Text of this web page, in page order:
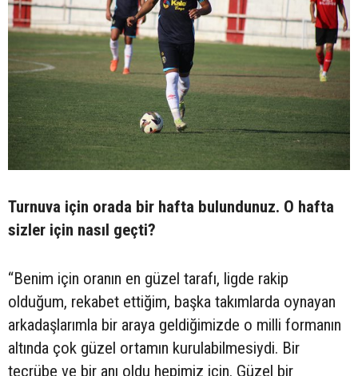
Turnuva için orada bir hafta bulundunuz. O hafta
sizler için nasıl geçti?
“Benim için oranın en güzel tarafı, ligde rakip
olduğum, rekabet ettiğim, başka takımlarda oynayan
arkadaşlarımla bir araya geldiğimizde o milli formanın
altında çok güzel ortamın kurulabilmesiydi. Bir
tecrübe ve bir anı oldu hepimiz için. Güzel bir